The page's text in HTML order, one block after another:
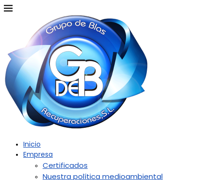
Inicio
Empresa
Certificados
Nuestra política medioambiental